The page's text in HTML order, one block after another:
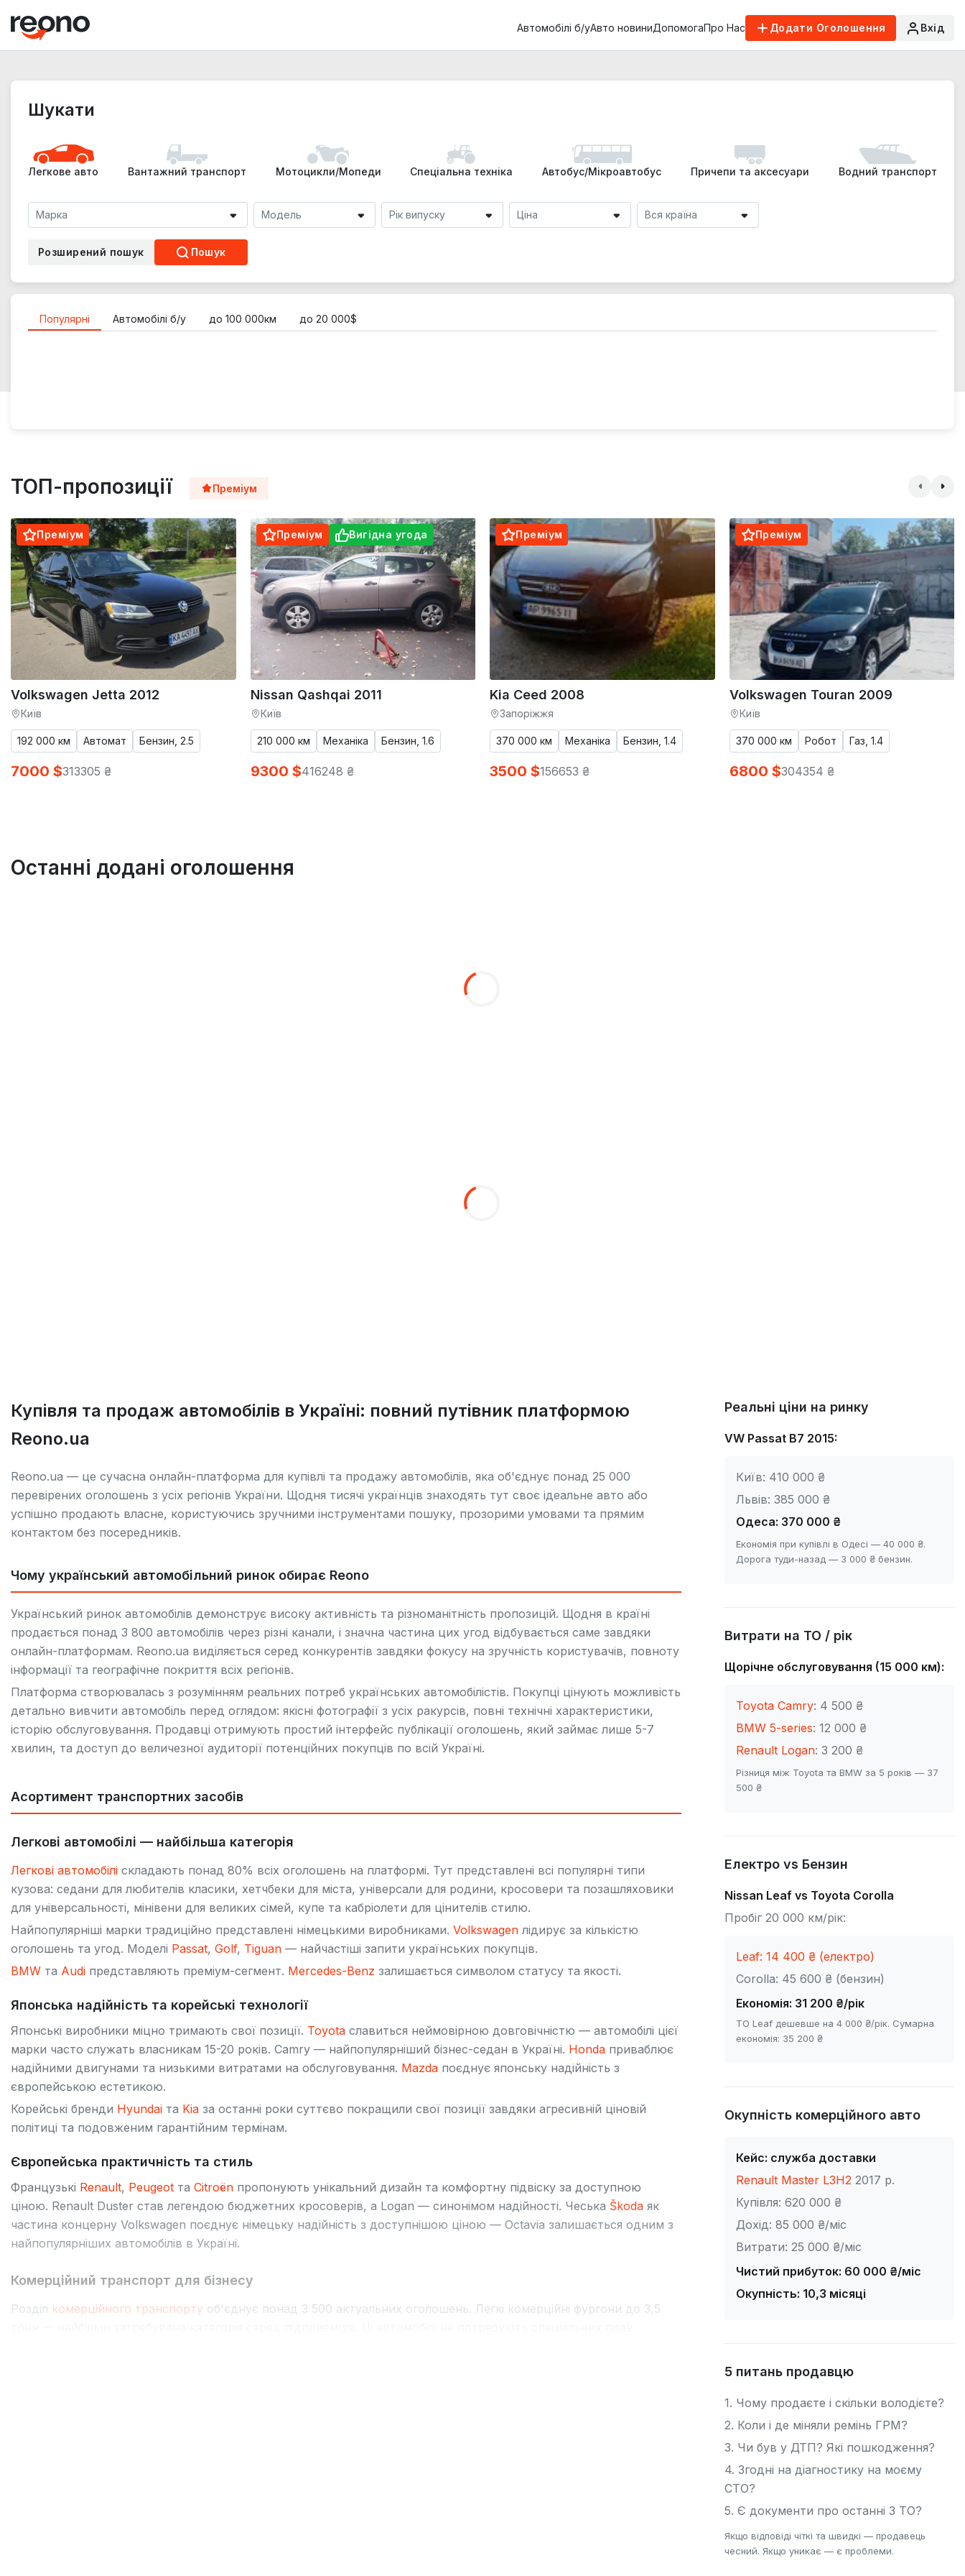
Автомобілі б/уАвто новиниДопомогаПро Нас Додати Оголошення Вхід
Шукати
Легкове авто Вантажний транспорт Мотоцикли/Мопеди Спеціальна техніка Автобус/Мікроавтобус Причепи та аксесуари Водний транспорт
Марка Модель Рік випуску Ціна Вся країна
Розширений пошук Пошук
Популярні Автомобілі б/у до 100 000км до 20 000$
ТОП-пропозиції Преміум
Преміум
Volkswagen Jetta 2012
Київ
192 000 км Автомат Бензин, 2.5
7000 $313305 ₴
Преміум Вигідна угода
Nissan Qashqai 2011
Київ
210 000 км Механіка Бензин, 1.6
9300 $416248 ₴
Преміум
Kia Ceed 2008
Запоріжжя
370 000 км Механіка Бензин, 1.4
3500 $156653 ₴
Преміум
Volkswagen Touran 2009
Київ
370 000 км Робот Газ, 1.4
6800 $304354 ₴
Останні додані оголошення
Купівля та продаж автомобілів в Україні: повний путівник платформою
Reono.ua
Reono.ua — це сучасна онлайн-платформа для купівлі та продажу автомобілів, яка об'єднує понад 25 000
перевірених оголошень з усіх регіонів України. Щодня тисячі українців знаходять тут своє ідеальне авто або
успішно продають власне, користуючись зручними інструментами пошуку, прозорими умовами та прямим
контактом без посередників.
Чому український автомобільний ринок обирає Reono
Український ринок автомобілів демонструє високу активність та різноманітність пропозицій. Щодня в країні
продається понад 3 800 автомобілів через різні канали, і значна частина цих угод відбувається саме завдяки
онлайн-платформам. Reono.ua виділяється серед конкурентів завдяки фокусу на зручність користувачів, повноту
інформації та географічне покриття всіх регіонів.
Платформа створювалась з розумінням реальних потреб українських автомобілістів. Покупці цінують можливість
детально вивчити автомобіль перед оглядом: якісні фотографії з усіх ракурсів, повні технічні характеристики,
історію обслуговування. Продавці отримують простий інтерфейс публікації оголошень, який займає лише 5-7
хвилин, та доступ до величезної аудиторії потенційних покупців по всій Україні.
Асортимент транспортних засобів
Легкові автомобілі — найбільша категорія
Легкові автомобілі складають понад 80% всіх оголошень на платформі. Тут представлені всі популярні типи
кузова: седани для любителів класики, хетчбеки для міста, універсали для родини, кросовери та позашляховики
для універсальності, мінівени для великих сімей, купе та кабріолети для цінителів стилю.
Найпопулярніші марки традиційно представлені німецькими виробниками. Volkswagen лідирує за кількістю
оголошень та угод. Моделі Passat, Golf, Tiguan — найчастіші запити українських покупців.
BMW та Audi представляють преміум-сегмент. Mercedes-Benz залишається символом статусу та якості.
Японська надійність та корейські технології
Японські виробники міцно тримають свої позиції. Toyota славиться неймовірною довговічністю — автомобілі цієї
марки часто служать власникам 15-20 років. Camry — найпопулярніший бізнес-седан в Україні. Honda приваблює
надійними двигунами та низькими витратами на обслуговування. Mazda поєднує японську надійність з
європейською естетикою.
Корейські бренди Hyundai та Kia за останні роки суттєво покращили свої позиції завдяки агресивній ціновій
політиці та подовженим гарантійним термінам.
Європейська практичність та стиль
Французькі Renault, Peugeot та Citroën пропонують унікальний дизайн та комфортну підвіску за доступною
ціною. Renault Duster став легендою бюджетних кросоверів, а Logan — синонімом надійності. Чеська Škoda як
частина концерну Volkswagen поєднує німецьку надійність з доступнішою ціною — Octavia залишається одним з
найпопулярніших автомобілів в Україні.
Комерційний транспорт для бізнесу
Розділ комерційного транспорту об'єднує понад 3 500 актуальних оголошень. Легкі комерційні фургони до 3,5
Реальні ціни на ринку
VW Passat B7 2015:
Київ: 410 000 ₴
Львів: 385 000 ₴
Одеса: 370 000 ₴
Економія при купівлі в Одесі — 40 000 ₴.
Дорога туди-назад — 3 000 ₴ бензин.
Витрати на ТО / рік
Щорічне обслуговування (15 000 км):
Toyota Camry: 4 500 ₴
BMW 5-series: 12 000 ₴
Renault Logan: 3 200 ₴
Різниця між Toyota та BMW за 5 років — 37
500 ₴
Електро vs Бензин
Nissan Leaf vs Toyota Corolla
Пробіг 20 000 км/рік:
Leaf: 14 400 ₴ (електро)
Corolla: 45 600 ₴ (бензин)
Економія: 31 200 ₴/рік
ТО Leaf дешевше на 4 000 ₴/рік. Сумарна
економія: 35 200 ₴
Окупність комерційного авто
Кейс: служба доставки
Renault Master L3H2 2017 р.
Купівля: 620 000 ₴
Дохід: 85 000 ₴/міс
Витрати: 25 000 ₴/міс
Чистий прибуток: 60 000 ₴/міс
Окупність: 10,3 місяці
5 питань продавцю
1. Чому продаєте і скільки володієте?
2. Коли і де міняли ремінь ГРМ?
3. Чи був у ДТП? Які пошкодження?
4. Згодні на діагностику на моєму
СТО?
5. Є документи про останні 3 ТО?
Якщо відповіді чіткі та швидкі — продавець
чесний. Якщо уникає — є проблеми.